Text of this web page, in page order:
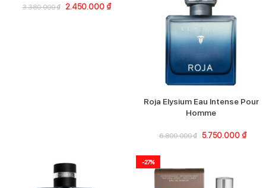
3.380.000₫ 2.450.000 ₫
Roja Elysium Eau Intense Pour
Homme
6.800.000₫ 5.750.000 ₫
-27%